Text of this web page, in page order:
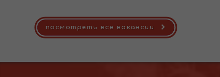
посмотреть все вакансии